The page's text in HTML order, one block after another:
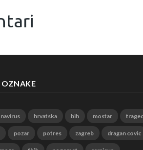
OZNAKE
hrvatska bih mostar
pozar potres zagreb dragan covic